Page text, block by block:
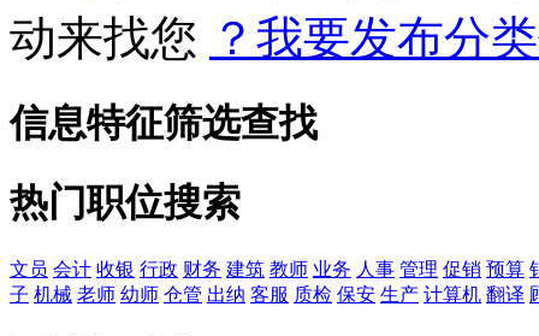
动来找您 ？我要发布分
信息特征筛选查找
热门职位搜索
文员 会计 收银 行政 财务 建筑 教师 业务 人事 管理 促销 预算
子 机械 老师 幼师 仓管 出纳 客服 质检 保安 生产 计算机 翻译